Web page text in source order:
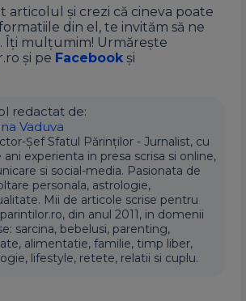
articolul și crezi că cineva poate
din el, te invităm să ne
Îți mulțumim! Urmărește
și pe Facebook și
redactat de:
Vaduva
Șef Sfatul Părinților - Jurnalist, cu
ani experienta in presa scrisa si online,
si social-media. Pasionata de
personala, astrologie,
Mii de articole scrise pentru
din anul 2011, in domenii
sarcina, bebelusi, parenting,
alimentatie, familie, timp liber,
lifestyle, retete, relatii si cuplu.